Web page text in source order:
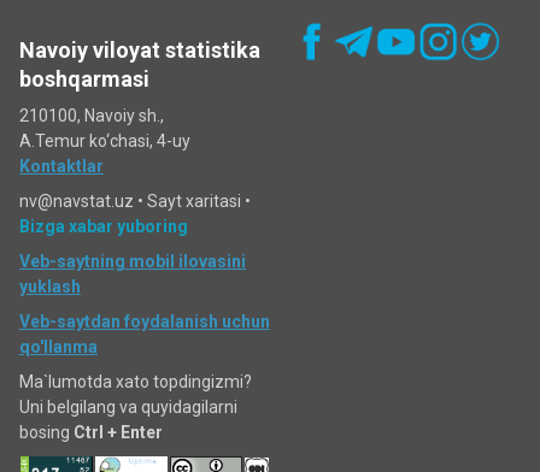
Navoiy viloyat statistika
boshqarmasi
210100, Navoiy sh.,
A.Temur ko‘chаsi, 4-uy
Kontaktlar
nv@navstat.uz • Sayt xaritasi •
Bizga xabar yuboring
Veb-saytning mobil ilovasini
yuklash
Veb-saytdan foydalanish uchun
qo'llanma
Ma`lumotda xato topdingizmi?
Uni belgilang va quyidagilarni
bosing Ctrl + Enter